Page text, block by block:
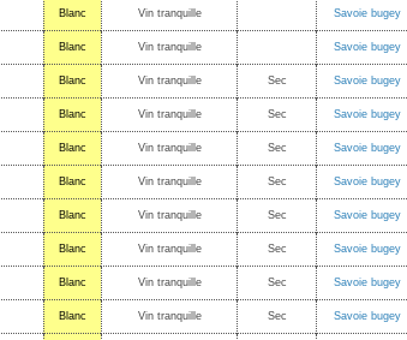
Blanc Vin tranquille Savoie bugey
Blanc Vin tranquille Savoie bugey
Blanc Vin tranquille Sec Savoie bugey
Blanc Vin tranquille Sec Savoie bugey
Blanc Vin tranquille Sec Savoie bugey
Blanc Vin tranquille Sec Savoie bugey
Blanc Vin tranquille Sec Savoie bugey
Blanc Vin tranquille Sec Savoie bugey
Blanc Vin tranquille Sec Savoie bugey
Blanc Vin tranquille Sec Savoie bugey